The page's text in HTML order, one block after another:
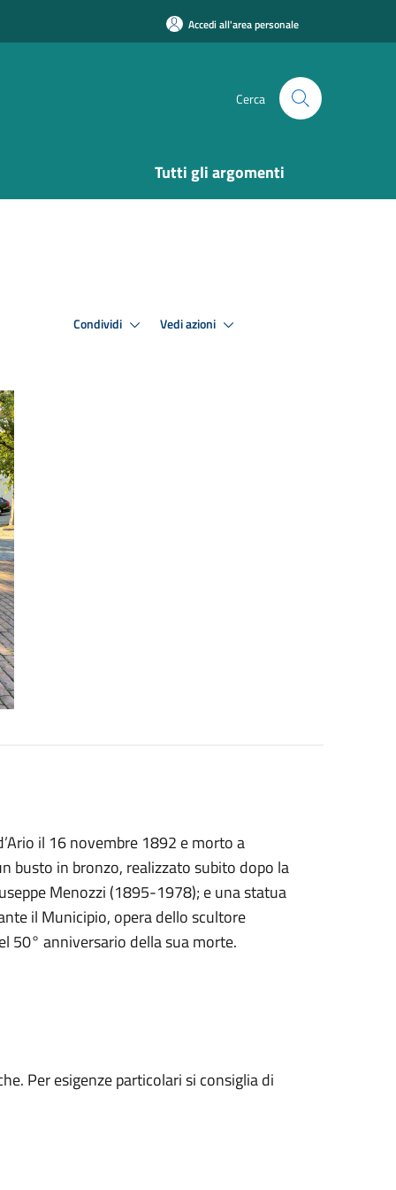
Accedi all'area personale
Cerca
Tutti gli argomenti
Condividi Vedi azioni
il 16 novembre 1892 e morto a
busto in bronzo, realizzato subito dopo la
Menozzi (1895-1978); e una statua
il Municipio, opera dello scultore
50° anniversario della sua morte.
Per esigenze particolari si consiglia di